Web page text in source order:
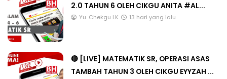
2.0 TAHUN 6 OLEH CIKGU ANITA #AL...
Yu. Chekgu LK 13 hari yang lalu
🔴 [LIVE] MATEMATIK SR, OPERASI ASAS
TAMBAH TAHUN 3 OLEH CIKGU EYYZAH ...